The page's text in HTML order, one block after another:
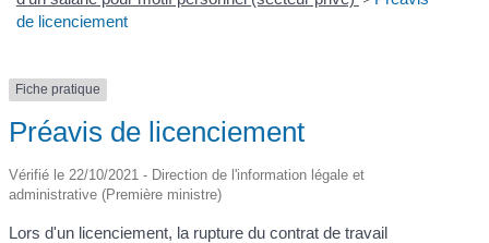
de licenciement
Fiche pratique
Préavis de licenciement
Vérifié le 22/10/2021 - Direction de l'information légale et
administrative (Première ministre)
Lors d'un licenciement, la rupture du contrat de travail